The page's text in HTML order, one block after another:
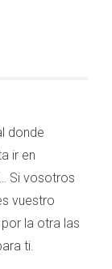
donde
ir en
Si vosotros
vuestro
la otra las
ti.